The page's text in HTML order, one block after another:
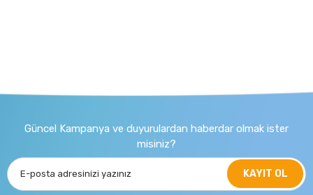
Güncel Kampanya ve duyurulardan haberdar olmak ister
misiniz?
KAYIT OL